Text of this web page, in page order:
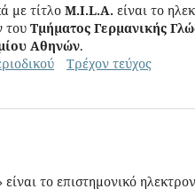
με τίτλο M.I.L.A. είναι το
του Τμήματος Γερμανικής
Αθηνών.
Τρέχον τεύχος
το επιστημονικό